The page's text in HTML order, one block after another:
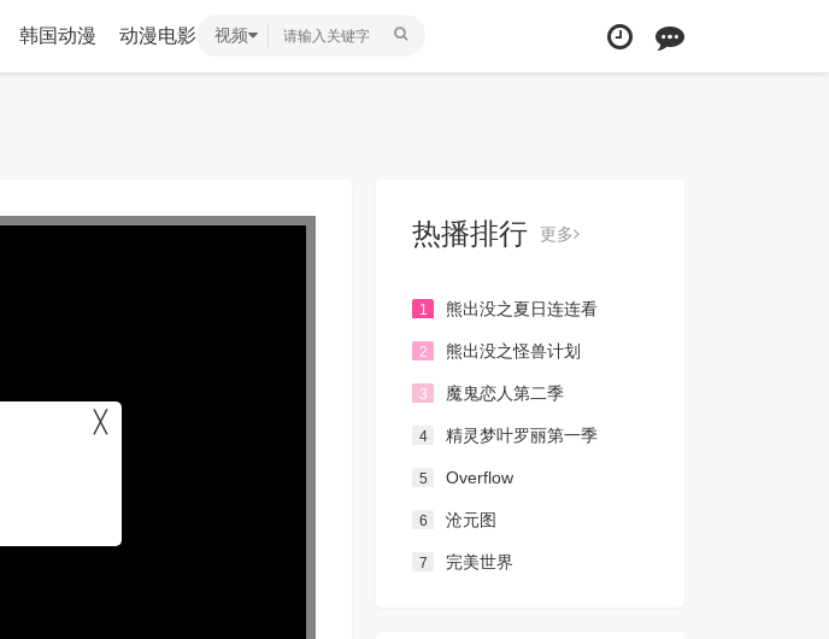
韩国动漫 动漫电影 视频
╳
热播排行 更多
1 熊出没之夏日连连看
2 熊出没之怪兽计划
3 魔鬼恋人第二季
4 精灵梦叶罗丽第一季
5 Overflow
6 沧元图
7 完美世界